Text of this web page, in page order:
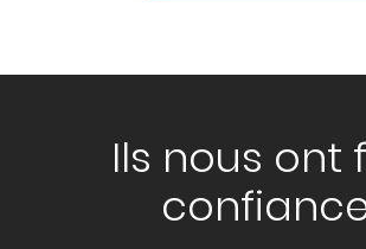
Ils nous ont